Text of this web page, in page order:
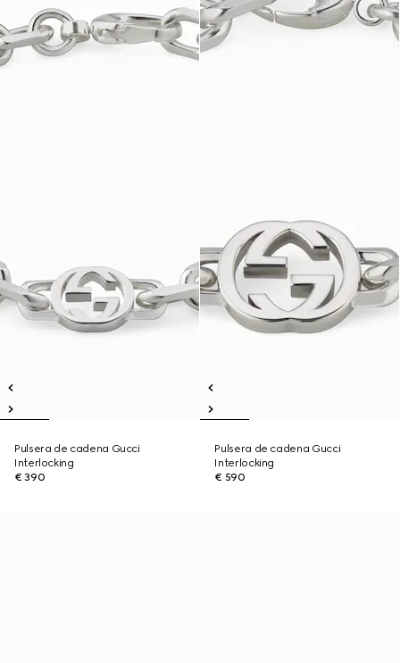
Pulsera de cadena Gucci
Interlocking
€ 390
Pulsera de cadena Gucci
Interlocking
€ 590